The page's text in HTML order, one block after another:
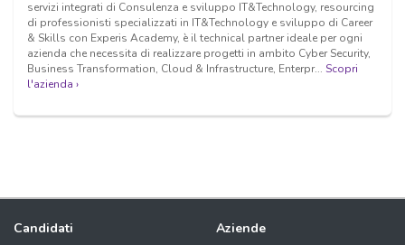
servizi integrati di Consulenza e sviluppo IT&Technology, resourcing
di professionisti specializzati in IT&Technology e sviluppo di Career
& Skills con Experis Academy, è il technical partner ideale per ogni
azienda che necessita di realizzare progetti in ambito Cyber Security,
Business Transformation, Cloud & Infrastructure, Enterpr... Scopri
l'azienda ›
Candidati Aziende